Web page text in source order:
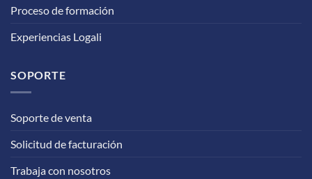
Proceso de formación
Experiencias Logali
SOPORTE
Soporte de venta
Solicitud de facturación
Trabaja con nosotros